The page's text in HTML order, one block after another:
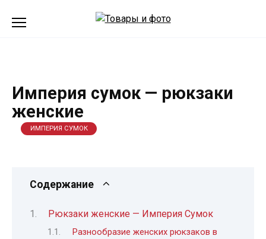
Империя сумок — рюкзаки
женские
ИМПЕРИЯ СУМОК
Содержание
Рюкзаки женские — Империя Сумок
Разнообразие женских рюкзаков в